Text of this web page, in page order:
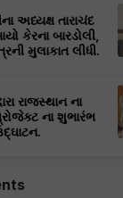
અધ્યક્ષ તારાચંદ
કેરના બારડોલી,
મુલાકાત લીધી.
રાજસ્થાન ના
ના શુભારંભ